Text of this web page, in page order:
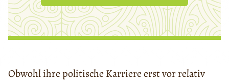
Obwohl ihre politische Karriere erst vor relativ